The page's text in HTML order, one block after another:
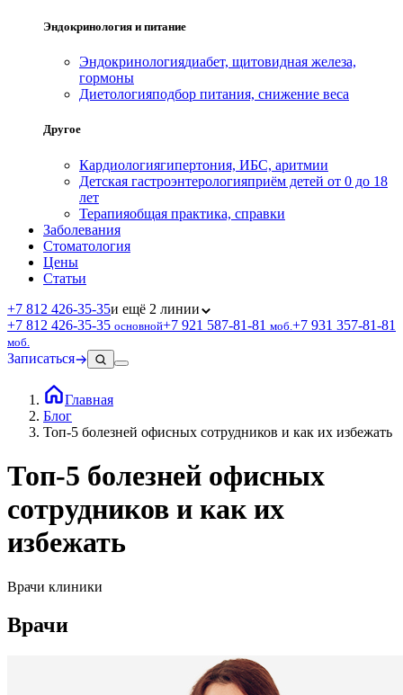
Эндокринология и питание
Эндокринологиядиабет, щитовидная железа,
гормоны
Диетологияподбор питания, снижение веса
Другое
Кардиологиягипертония, ИБС, аритмии
Детская гастроэнтерологияприём детей от 0 до 18
лет
Терапияобщая практика, справки
Заболевания
Стоматология
Цены
Статьи
+7 812 426‑35‑35и ещё 2 линии
+7 812 426‑35‑35 основной+7 921 587‑81‑81 моб. +7 931 357‑81‑81
моб.
Записаться
Главная
Блог
Топ-5 болезней офисных сотрудников и как их избежать
Топ-5 болезней офисных
сотрудников и как их
избежать
Врачи клиники
Врачи